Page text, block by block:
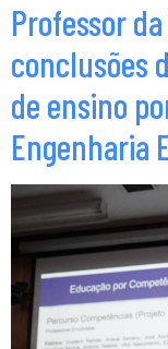
Professor
conclusões
de ensino
Engenharia